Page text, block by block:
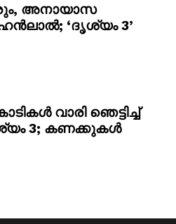
അനായാസ
‘ദൃശ്യം 3’
വാരി ഞെട്ടിച്ച്
3; കണക്കുകൾ